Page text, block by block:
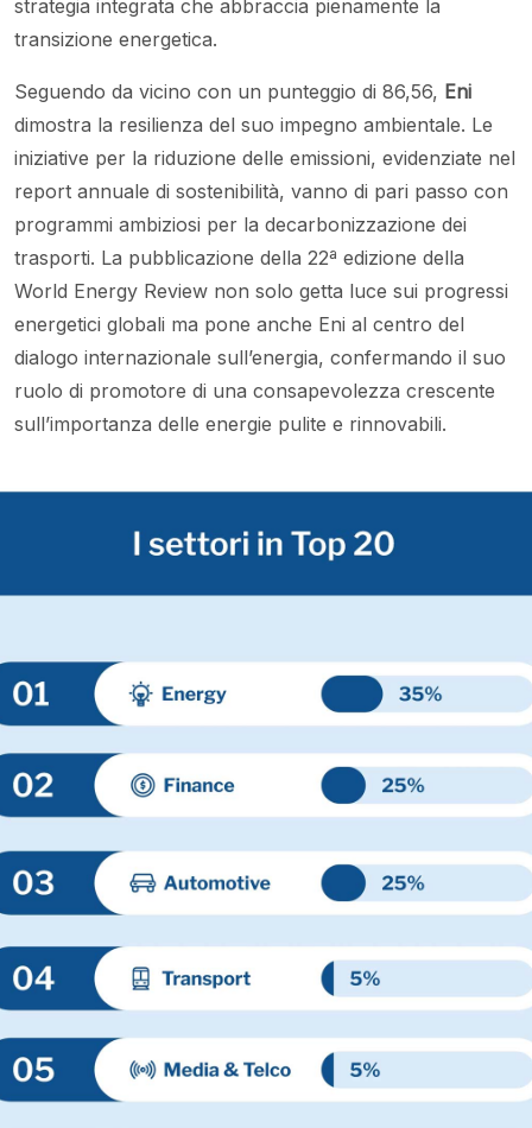
strategia integrata che abbraccia pienamente la
transizione energetica.
Seguendo da vicino con un punteggio di 86,56, Eni
dimostra la resilienza del suo impegno ambientale. Le
iniziative per la riduzione delle emissioni, evidenziate nel
report annuale di sostenibilità, vanno di pari passo con
programmi ambiziosi per la decarbonizzazione dei
trasporti. La pubblicazione della 22ª edizione della
World Energy Review non solo getta luce sui progressi
energetici globali ma pone anche Eni al centro del
dialogo internazionale sull’energia, confermando il suo
ruolo di promotore di una consapevolezza crescente
sull’importanza delle energie pulite e rinnovabili.